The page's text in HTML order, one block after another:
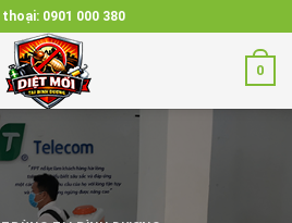
thoại: 0901 000 380
0